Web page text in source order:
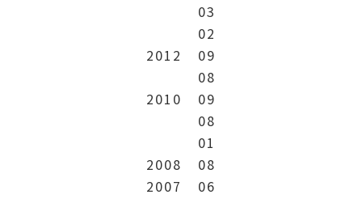
03
02
2012
09
08
2010
09
08
01
2008
08
2007
06